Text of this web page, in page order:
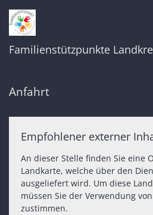
Familienstützpunkte
Anfahrt
Empfohlener externer
An dieser Stelle finden Sie eine
Landkarte, welche über den
ausgeliefert wird. Um diese
müssen Sie der Verwendung
zustimmen.